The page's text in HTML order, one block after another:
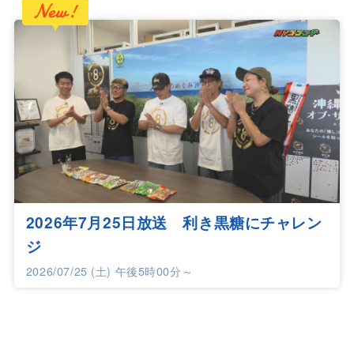
2026年7月25日放送 利き黒糖にチャレン
ジ
2026/07/25 (土) 午後5時00分～